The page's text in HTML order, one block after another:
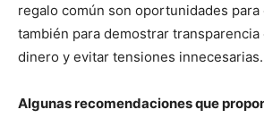
regalo común son oportunidades
también para demostrar transparencia
dinero y evitar tensiones innecesarias.
Algunas recomendaciones que